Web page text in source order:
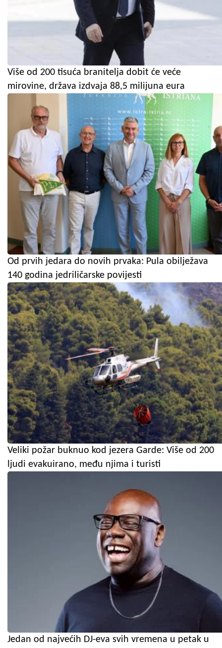
Više od 200 tisuća branitelja dobit će veće
mirovine, država izdvaja 88,5 milijuna eura
Od prvih jedara do novih prvaka: Pula obilježava
140 godina jedriličarske povijesti
Veliki požar buknuo kod jezera Garde: Više od 200
ljudi evakuirano, među njima i turisti
Jedan od najvećih DJ-eva svih vremena u petak u